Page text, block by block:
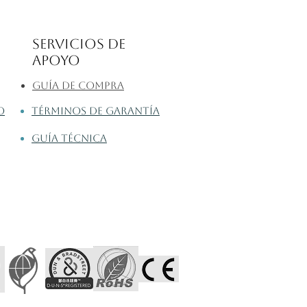
Servicios de
apoyo
Guía de compra
Términos de garantía
Guía técnica